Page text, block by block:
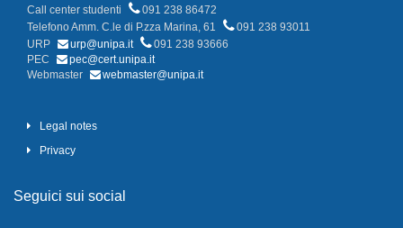
Call center studenti
091 238 86472
Telefono Amm. C.le di P.zza Marina, 61
091 238 93011
URP
urp@unipa.it
091 238 93666
PEC
pec@cert.unipa.it
Webmaster
webmaster@unipa.it
Legal notes
Privacy
Seguici sui social